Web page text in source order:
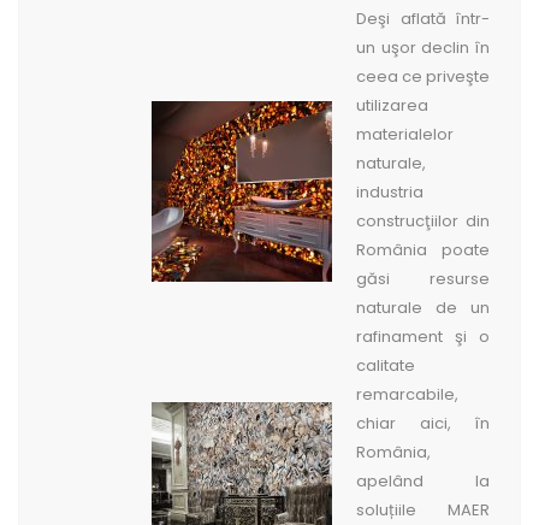
Deşi aflată într-
un uşor declin în
ceea ce priveşte
utilizarea
materialelor
naturale,
industria
construcţiilor din
România poate
găsi resurse
naturale de un
rafinament şi o
calitate
remarcabile,
chiar aici, în
România,
apelând la
soluțiile MAER